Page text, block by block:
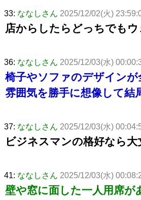
33: ななしさん 2025/12/02(火)
店からしたらどっちでも
36: ななしさん 2025/12/03(水)
椅子やソファのデザイン
雰囲気を勝手に想像して結
37: ななしさん 2025/12/03(水)
ビジネスマンの格好なら大
41: ななしさん 2025/12/03(水)
壁や窓に面した一人用席